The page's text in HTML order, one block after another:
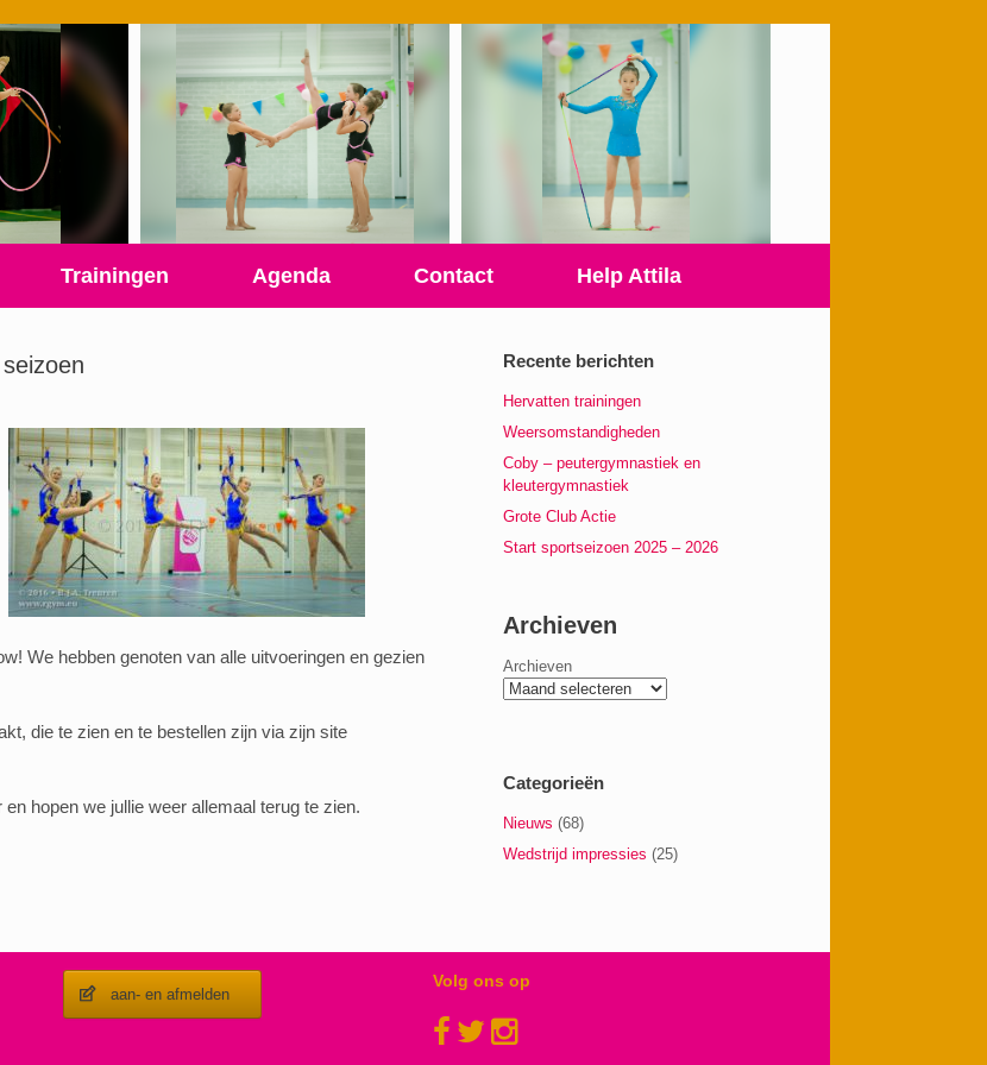
Trainingen Agenda Contact Help Attila
We hebben genoten van alle uitvoeringen en gezien
die te zien en te bestellen zijn via zijn site
hopen we jullie weer allemaal terug te zien.
Recente berichten
Hervatten trainingen
Weersomstandigheden
Coby – peutergymnastiek en
kleutergymnastiek
Grote Club Actie
Start sportseizoen 2025 – 2026
Archieven
Archieven
Categorieën
Nieuws (68)
Wedstrijd impressies (25)
aan- en afmelden
Volg ons op